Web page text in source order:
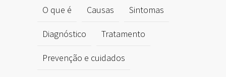
O que é Causas Sintomas
Diagnóstico Tratamento
Prevenção e cuidados